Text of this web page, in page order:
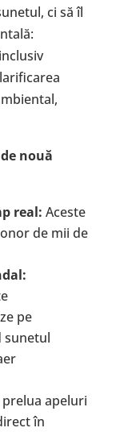
ci să îl
nouă
real: Aceste
de mii de
pe
sunetul
prelua apeluri
în